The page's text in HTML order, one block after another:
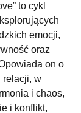
to cykl
emocji,
oraz
on o
relacji, w
i chaos,
i konflikt,